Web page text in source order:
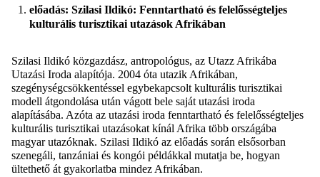
előadás: Szilasi Ildikó: Fenntartható és felelősségteljes
kulturális turisztikai utazások Afrikában
Szilasi Ildikó közgazdász, antropológus, az Utazz Afrikába
Utazási Iroda alapítója. 2004 óta utazik Afrikában,
szegénységcsökkentéssel egybekapcsolt kulturális turisztikai
modell átgondolása után vágott bele saját utazási iroda
alapításába. Azóta az utazási iroda fenntartható és felelősségteljes
kulturális turisztikai utazásokat kínál Afrika több országába
magyar utazóknak. Szilasi Ildikó az előadás során elsősorban
szenegáli, tanzániai és kongói példákkal mutatja be, hogyan
ültethető át gyakorlatba mindez Afrikában.